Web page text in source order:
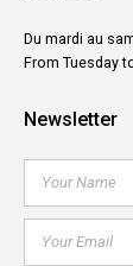
Du mardi au
From Tuesday
Newsletter